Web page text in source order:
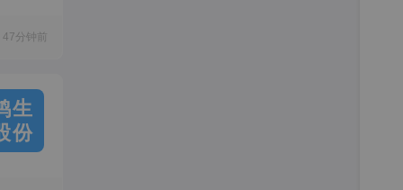
分钟前
生
份